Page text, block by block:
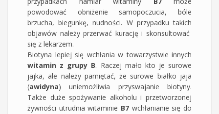
powodować obniżenie samopoczucia, bóle
brzucha, biegunkę, nudności. W przypadku takich
objawów należy przerwać kurację i skonsultować
się z lekarzem.
Biotyna lepiej się wchłania w towarzystwie innych
witamin z grupy B. Raczej mało kto je surowe
jajka, ale należy pamiętać, że surowe białko jaja
(awidyna) uniemożliwia przyswajanie biotyny.
Także duże spożywanie alkoholu i przetworzonej
żywności utrudnia witaminie B7 wchłanianie się do